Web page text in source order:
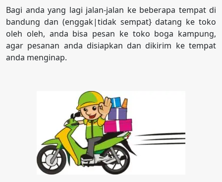
Bagi anda yang lagi jalan-jalan ke beberapa tempat di
bandung dan (enggak|tidak sempat} datang ke toko
oleh oleh, anda bisa pesan ke toko boga kampung,
agar pesanan anda disiapkan dan dikirim ke tempat
anda menginap.